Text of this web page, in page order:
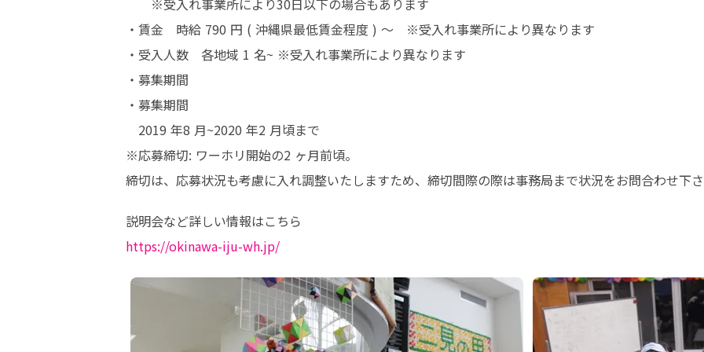
※受入れ事業所により30日以下の場合もあります
・賃金	時給 790 円 ( 沖縄県最低賃金程度 ) 〜　※受入れ事業所により異なります
・受入人数	各地域 1 名~ ※受入れ事業所により異なります
・募集期間
・募集期間
2019 年8 月~2020 年2 月頃まで
※応募締切: ワーホリ開始の2 ヶ月前頃。
締切は、応募状況も考慮に入れ調整いたしますため、締切間際の際は事務局まで状況をお問合わせ下
https://okinawa-iju-wh.jp/